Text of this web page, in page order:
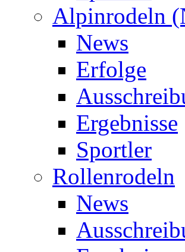
Alpinrodeln
News
Erfolge
Ergebnisse
Sportler
Rollenrodeln
News